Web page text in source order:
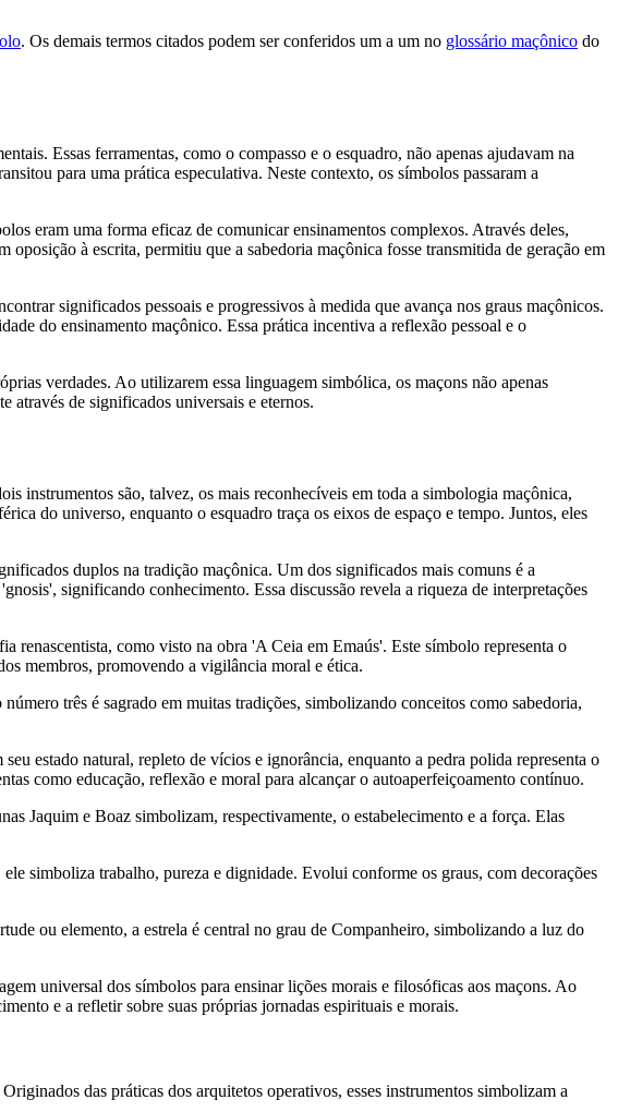
. Os demais termos citados podem ser conferidos um a um no glossário maçônico do
Essas ferramentas, como o compasso e o esquadro, não apenas ajudavam na
para uma prática especulativa. Neste contexto, os símbolos passaram a
eram uma forma eficaz de comunicar ensinamentos complexos. Através deles,
à escrita, permitiu que a sabedoria maçônica fosse transmitida de geração em
significados pessoais e progressivos à medida que avança nos graus maçônicos.
do ensinamento maçônico. Essa prática incentiva a reflexão pessoal e o
verdades. Ao utilizarem essa linguagem simbólica, os maçons não apenas
através de significados universais e eternos.
instrumentos são, talvez, os mais reconhecíveis em toda a simbologia maçônica,
do universo, enquanto o esquadro traça os eixos de espaço e tempo. Juntos, eles
duplos na tradição maçônica. Um dos significados mais comuns é a
significando conhecimento. Essa discussão revela a riqueza de interpretações
renascentista, como visto na obra 'A Ceia em Emaús'. Este símbolo representa o
membros, promovendo a vigilância moral e ética.
três é sagrado em muitas tradições, simbolizando conceitos como sabedoria,
estado natural, repleto de vícios e ignorância, enquanto a pedra polida representa o
como educação, reflexão e moral para alcançar o autoaperfeiçoamento contínuo.
Jaquim e Boaz simbolizam, respectivamente, o estabelecimento e a força. Elas
simboliza trabalho, pureza e dignidade. Evolui conforme os graus, com decorações
ou elemento, a estrela é central no grau de Companheiro, simbolizando a luz do
universal dos símbolos para ensinar lições morais e filosóficas aos maçons. Ao
e a refletir sobre suas próprias jornadas espirituais e morais.
das práticas dos arquitetos operativos, esses instrumentos simbolizam a